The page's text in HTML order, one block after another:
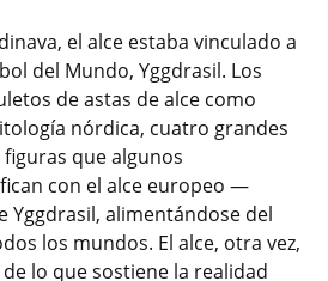
el alce estaba vinculado a
del Mundo, Yggdrasil. Los
de astas de alce como
nórdica, cuatro grandes
que algunos
con el alce europeo —
Yggdrasil, alimentándose del
los mundos. El alce, otra vez,
lo que sostiene la realidad